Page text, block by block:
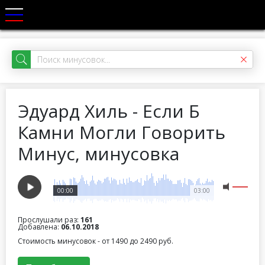
Эдуард Хиль - Если Б
Камни Могли Говорить
Минус, минусовка
03:00
00:00
Прослушали раз: 161
Добавлена: 06.10.2018
Стоимость минусовок - от 1490 до 2490 руб.